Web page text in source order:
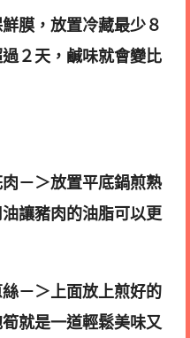
膜，放置冷藏最少８
２天，鹹味就會變比
－＞放置平底鍋煎熟
油讓豬肉的油脂可以更
－＞上面放上煎好的
就是一道輕鬆美味又